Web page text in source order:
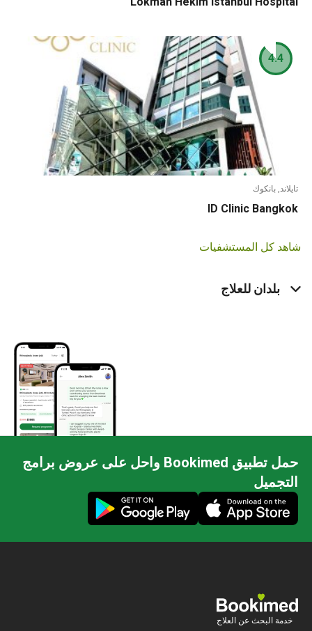
تايلاند, بانكوك
ID Clinic Bangkok
4.4
شاهد كل المستشفيات
بلدان للعلاج
حمل تطبيق Bookimed واحل على عروض برامج
التجميل
خدمة البحث عن العلاج